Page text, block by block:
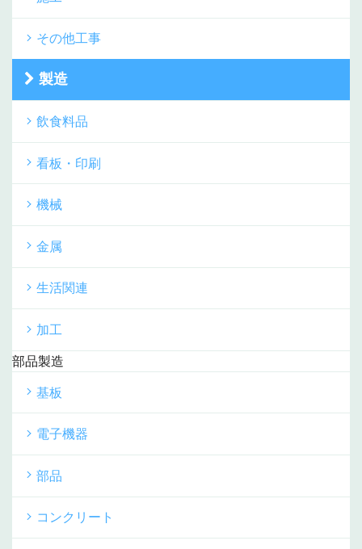
その他工事
製造
飲食料品
看板・印刷
機械
金属
生活関連
加工
部品製造
基板
電子機器
部品
コンクリート